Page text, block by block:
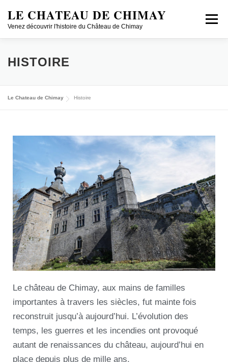
LE CHATEAU DE CHIMAY
Venez découvrir l'histoire du Château de Chimay
Menu
DÉCOUVRIR
CONCERTS/CONFÉRENCES
JOBS SHOP ONLINE LOCATION FR/NL
HISTOIRE
Le Chateau de Chimay Histoire
Le château de Chimay, aux mains de familles
importantes à travers les siècles, fut mainte fois
reconstruit jusqu’à aujourd’hui. L’évolution des
temps, les guerres et les incendies ont provoqué
autant de renaissances du château, aujourd’hui en
place depuis plus de mille ans.